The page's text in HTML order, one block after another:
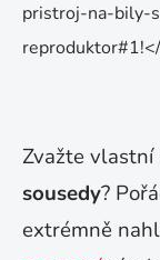
pristroj-na-bily-
Zvažte vlastní
sousedy?
extrémně